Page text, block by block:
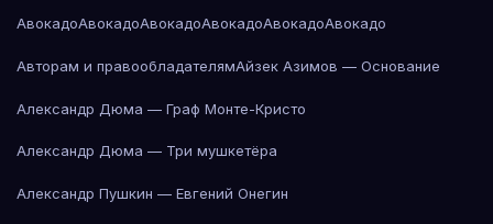
АвокадоАвокадоАвокадоАвокадоАвокадоАвокадо
Авторам и правообладателямАйзек Азимов — Основание
Александр Дюма — Граф Монте-Кристо
Александр Дюма — Три мушкетёра
Александр Пушкин — Евгений Онегин